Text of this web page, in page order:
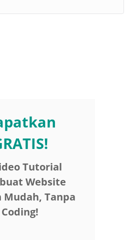
Tutorial
Website
Mudah, Tanpa
Coding!